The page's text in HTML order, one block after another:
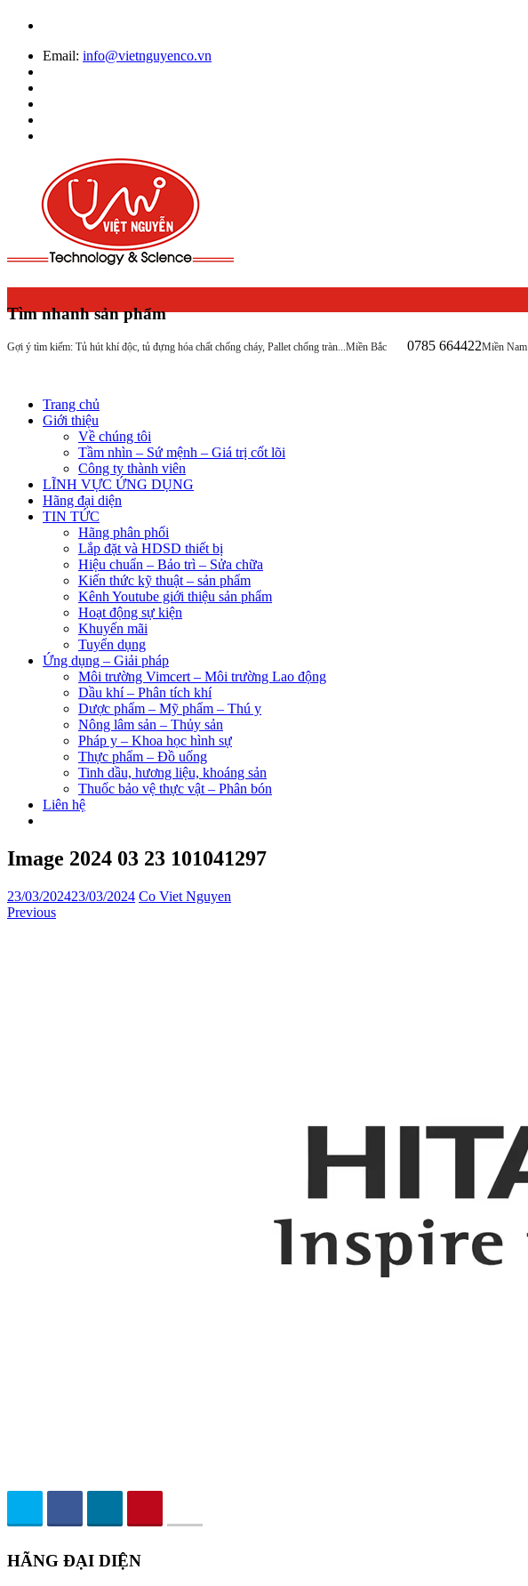
Email: info@vietnguyenco.vn
Tìm nhanh sản phẩm
Gợi ý tìm kiếm: Tủ hút khí độc, tủ đựng hóa chất chống cháy, Pallet chống tràn... Miền Bắc 0785 664422Miền Nam
Trang chủ
Giới thiệu
Về chúng tôi
Tầm nhìn – Sứ mệnh – Giá trị cốt lõi
Công ty thành viên
LĨNH VỰC ỨNG DỤNG
Hãng đại diện
TIN TỨC
Hãng phân phối
Lắp đặt và HDSD thiết bị
Hiệu chuẩn – Bảo trì – Sửa chữa
Kiến thức kỹ thuật – sản phẩm
Kênh Youtube giới thiệu sản phẩm
Hoạt động sự kiện
Khuyến mãi
Tuyển dụng
Ứng dụng – Giải pháp
Môi trường Vimcert – Môi trường Lao động
Dầu khí – Phân tích khí
Dược phẩm – Mỹ phẩm – Thú y
Nông lâm sản – Thủy sản
Pháp y – Khoa học hình sự
Thực phẩm – Đồ uống
Tinh dầu, hương liệu, khoáng sản
Thuốc bảo vệ thực vật – Phân bón
Liên hệ
Image 2024 03 23 101041297
23/03/202423/03/2024 Co Viet Nguyen
Previous
HÃNG ĐẠI DIỆN